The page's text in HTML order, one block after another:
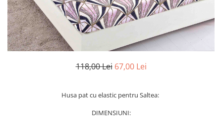
Lenjerii Pat Inimi Brodate
Lenjerii Pat, Bumbac-Finet
Premium, 1 Persoana
Lenjerii Pat, Bumbac-Finet
Premium, 2 Persoane
118,00 Lei 67,00 Lei
Husa pat cu elastic pentru Saltea:
DIMENSIUNI: